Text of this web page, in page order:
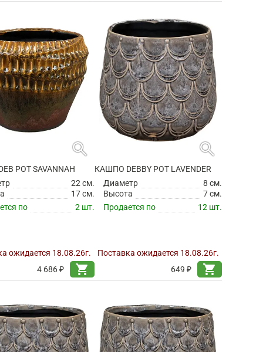
search
POT SAVANNAH
22 см.
17 см.
по
2 шт.
ожидается 18.08.26г.
4 686 ₽
shopping_cart
search
КАШПО DEBBY POT LAVENDER
Диаметр
8 см.
Высота
7 см.
Продается по
12 шт.
Поставка ожидается 18.08.26г.
649 ₽
shopping_cart